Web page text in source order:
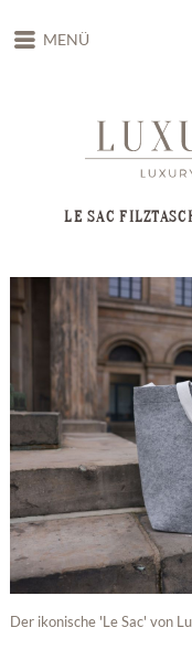
MENÜ
LE SAC
Der ikonische 'Le Sac' von